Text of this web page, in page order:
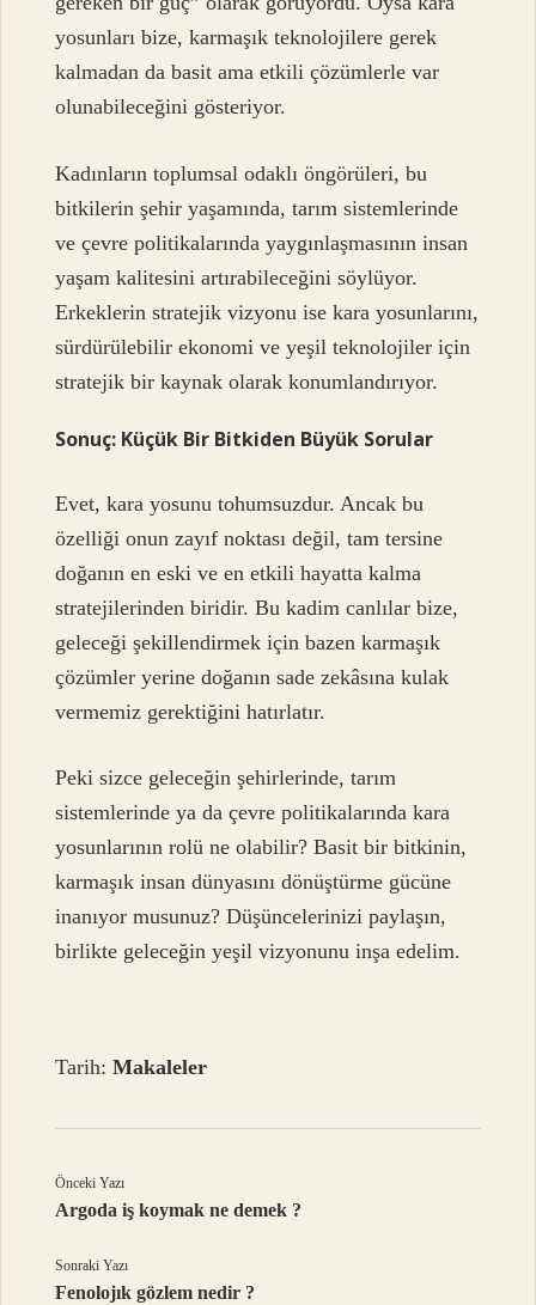
yosunları bize, karmaşık teknolojilere gerek
kalmadan da basit ama etkili çözümlerle var
olunabileceğini gösteriyor.
Kadınların toplumsal odaklı öngörüleri, bu
bitkilerin şehir yaşamında, tarım sistemlerinde
ve çevre politikalarında yaygınlaşmasının insan
yaşam kalitesini artırabileceğini söylüyor.
Erkeklerin stratejik vizyonu ise kara yosunlarını,
sürdürülebilir ekonomi ve yeşil teknolojiler için
stratejik bir kaynak olarak konumlandırıyor.
Sonuç: Küçük Bir Bitkiden Büyük Sorular
Evet, kara yosunu tohumsuzdur. Ancak bu
özelliği onun zayıf noktası değil, tam tersine
doğanın en eski ve en etkili hayatta kalma
stratejilerinden biridir. Bu kadim canlılar bize,
geleceği şekillendirmek için bazen karmaşık
çözümler yerine doğanın sade zekâsına kulak
vermemiz gerektiğini hatırlatır.
Peki sizce geleceğin şehirlerinde, tarım
sistemlerinde ya da çevre politikalarında kara
yosunlarının rolü ne olabilir? Basit bir bitkinin,
karmaşık insan dünyasını dönüştürme gücüne
inanıyor musunuz? Düşüncelerinizi paylaşın,
birlikte geleceğin yeşil vizyonunu inşa edelim.
Tarih:Makaleler
Önceki Yazı
Argoda iş koymak ne demek ?
Sonraki Yazı
Fenolojık gözlem nedir ?